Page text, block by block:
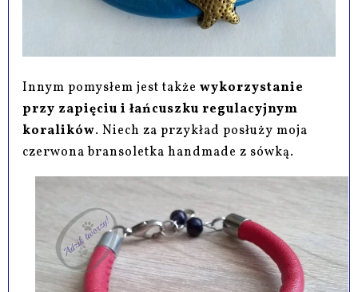
Innym pomysłem jest takżewykorzystanie
przy zapięciu i łańcuszku regulacyjnym
koralików. Niech za przykład posłuży moja
czerwona bransoletka handmade z sówką.